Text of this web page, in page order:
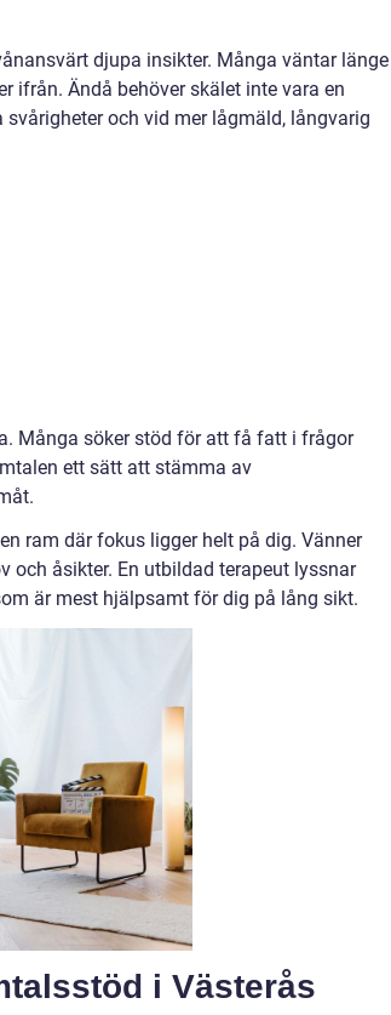
djupa insikter. Många väntar länge
ifrån. Ändå behöver skälet inte vara en
och vid mer lågmäld, långvarig
Många söker stöd för att få fatt i frågor
ett sätt att stämma av
ram där fokus ligger helt på dig. Vänner
och åsikter. En utbildad terapeut lyssnar
är mest hjälpsamt för dig på lång sikt.
i Västerås